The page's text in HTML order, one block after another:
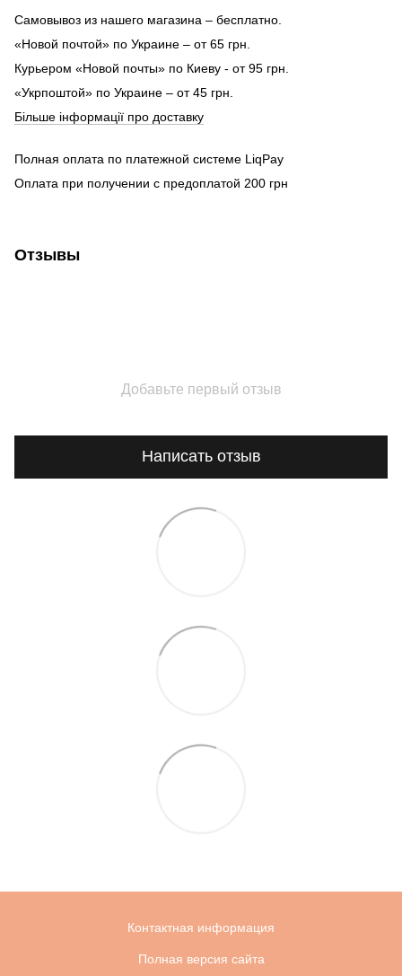
Самовывоз из нашего магазина – бесплатно.
«Новой почтой» по Украине – от 65 грн.
Курьером «Новой почты» по Киеву - от 95 грн.
«Укрпоштой» по Украине – от 45 грн.
Більше інформації про доставку
Полная оплата по платежной системе LiqPay
Оплата при получении с предоплатой 200 грн
Отзывы
Добавьте первый отзыв
Написать отзыв
Контактная информация
Полная версия сайта